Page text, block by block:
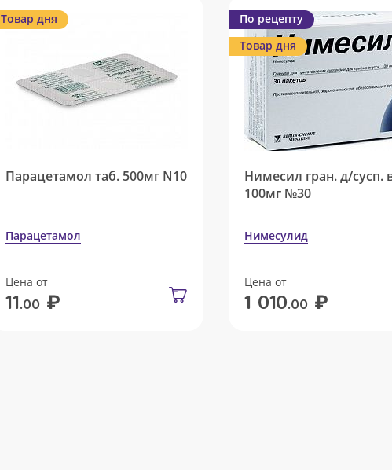
Товар дня
Парацетамол таб. 500мг N10
Парацетамол
Цена от
11.00 ₽
По рецепту
Товар дня
Нимесил гран. д/сусп.
100мг №30
Нимесулид
Цена от
1 010.00 ₽